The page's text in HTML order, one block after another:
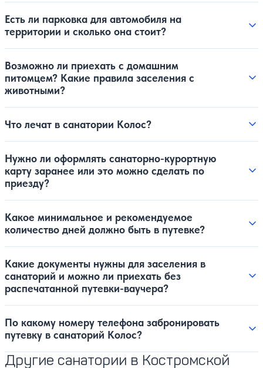
Есть ли парковка для автомобиля на
территории и сколько она стоит?
Возможно ли приехать с домашним
питомцем? Какие правила заселения с
животными?
Что лечат в санатории Колос?
Нужно ли оформлять санаторно-курортную
карту заранее или это можно сделать по
приезду?
Какое минимальное и рекомендуемое
количество дней должно быть в путевке?
Какие документы нужны для заселения в
санаторий и можно ли приехать без
распечатанной путевки-ваучера?
По какому номеру телефона забронировать
путевку в санаторий Колос?
Другие санатории в Костромской